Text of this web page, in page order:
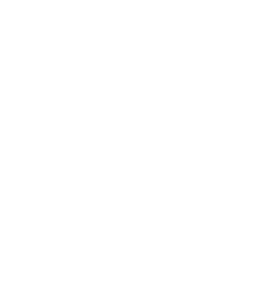
sa robustesse. Son faible coût et son
naturel, le Luffa est une
après usage, réduisant ainsi
ébullition, cette éponge a